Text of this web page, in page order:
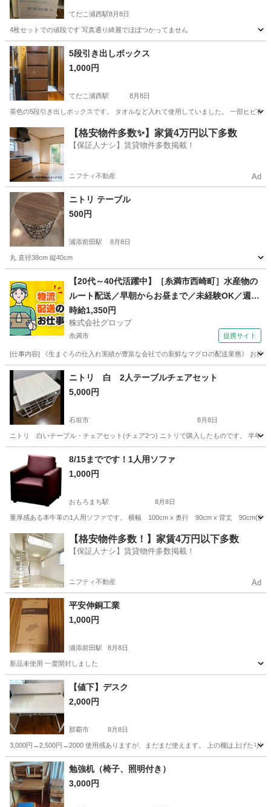
てだこ浦西駅8月8日
4枚セットでの値段です 写真通り綺麗でほぼつかってません
沖縄 沖縄市 てだこ浦西駅 カーペット/マット/ラグ
5段引き出しボックス
1,000円
てだこ浦西駅 8月8日
茶色の5段引き出しボックスです。 タオルなど入れて使用していました。 一部ヒビ有
沖縄 浦添市 てだこ浦西駅 収納家具
【格安物件多数✨】家賃4万円以下多数
【保証人ナシ】賃貸物件多数掲載！
ニフティ不動産 Ad
ニトリ テーブル
500円
浦添前田駅 8月8日
丸 直径38cm 縦40cm
浦添前田駅 テーブル ニトリ
【20代～40代活躍中】［糸満市西崎町］水産物の
ルート配送／早朝からお昼まで／未経験OK／週休
2日／時給1,350円＋ガソリン代／正社員登用前提
時給1,350円
株式会社グロップ
糸満市 提携サイト
[仕事内容] 《生まぐろの仕入れ実績が豊富な会社での新鮮なマグロの配送業務》 お持
沖縄 糸満市 ドライバー
ニトリ 白 2人テーブルチェアセット
5,000円
石垣市 8月8日
ニトリ 白いテーブル・チェアセット(チェア2つ) ニトリで購入したものです。 半年
石垣市 テーブル
8/15までです！1人用ソファ
1,000円
おもろまち駅 8月8日
重厚感ある本牛革の1人用ソファです。 横幅 100cm x 奥行 90cm x 背丈 90cm(座
沖縄 那覇市 おもろまち駅 ソファ
【格安物件多数！】家賃4万円以下多数
【保証人ナシ】賃貸物件多数掲載！
ニフティ不動産 Ad
平安伸銅工業
1,000円
浦添前田駅 8月8日
新品未使用 一度開封しました
沖縄 宜野湾市 浦添前田駅
【値下】デスク
2,000円
那覇市 8月8日
3,000円→2,500円→2000 使用感ありますが、まだまだ使えます。 上の棚は上げたり
沖縄 那覇市 家具 デスク
勉強机（椅子、照明付き）
3,000円